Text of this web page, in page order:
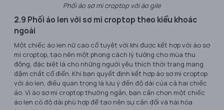
Phối áo sơ mi croptop với áo gile
2.9 Phối áo len với sơ mi croptop theo kiểu khoác
ngoài
Một chiếc áo len nữ cao cổ tuyệt vời khi được kết hợp với áo sơ
mi croptop, tạo nên một phong cách lý tưởng cho mùa thu
đông, đặc biệt là cho những người yêu thích thời trang mang
đậm chất cổ điển. Khi bạn quyết định kết hợp áo sơ mi croptop
với áo len, điều quan trọng là lưu ý đến độ dài của cả hai chiếc
áo. Vì áo sơ mi croptop thường ngắn, bạn cần chọn một chiếc
áo len có độ dài phù hợp để tạo nên sự cân đối và hài hòa